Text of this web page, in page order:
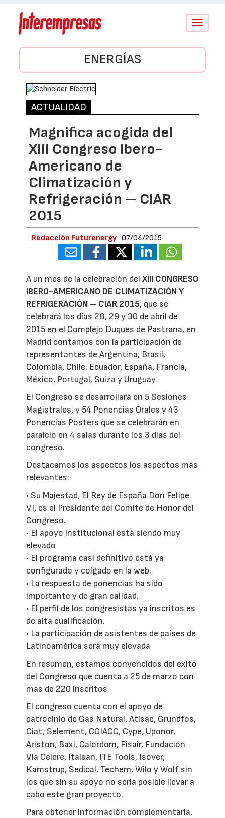
Conmutar
ENERGÍAS
ACTUALIDAD
Magnifica acogida del
XIII Congreso Ibero-
Americano de
Climatización y
Refrigeración – CIAR
2015
Redacción Futurenergy 07/04/2015
A un mes de la celebración delXIII CONGRESO
IBERO-AMERICANO DE CLIMATIZACIÓN Y
REFRIGERACIÓN – CIAR 2015, que se
celebrará los días 28, 29 y 30 de abril de
2015 en el Complejo Duques de Pastrana, en
Madrid contamos con la participación de
representantes de Argentina, Brasil,
Colombia, Chile, Ecuador, España, Francia,
México, Portugal, Suiza y Uruguay.
El Congreso se desarrollará en 5 Sesiones
Magistrales, y 54 Ponencias Orales y 43
Ponencias Posters que se celebrarán en
paralelo en 4 salas durante los 3 días del
congreso.
Destacamos los aspectos los aspectos más
relevantes:
• Su Majestad, El Rey de España Don Felipe
VI, es el Presidente del Comité de Honor del
Congreso.
• El apoyo institucional está siendo muy
elevado
• El programa casi definitivo está ya
configurado y colgado en la web.
• La respuesta de ponencias ha sido
importante y de gran calidad.
• El perfil de los congresistas ya inscritos es
de alta cualificación.
• La participación de asistentes de países de
Latinoamérica será muy elevada
En resumen, estamos convencidos del éxito
del Congreso que cuenta a 25 de marzo con
más de 220 inscritos.
El congreso cuenta con el apoyo de
patrocinio de Gas Natural, Atisae, Grundfos,
Ciat, Selement, COIACC, Cype, Uponor,
Ariston, Baxi, Calordom, Fisair, Fundación
Vía Célere, Italsan, ITE Tools, Isover,
Kamstrup, Sedical, Techem, Wilo y Wolf sin
los que sin su apoyo no sería posible llevar a
cabo este gran proyecto.
Para obtener información complementaria,